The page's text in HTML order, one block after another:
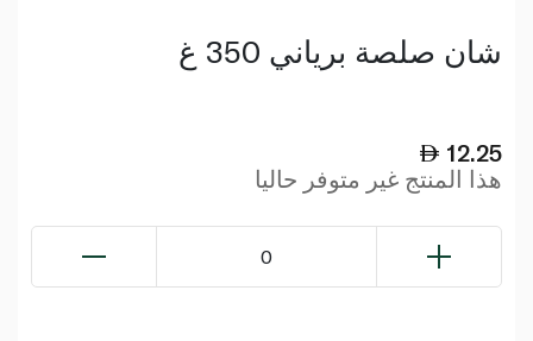
شان صلصة برياني 350 غ
12.25
هذا المنتج غير متوفر حاليا
0